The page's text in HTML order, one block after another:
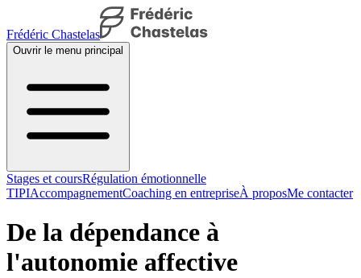
Frédéric Chastelas
Ouvrir le menu principal
Stages et coursRégulation émotionnelle
TIPIAccompagnementCoaching en entrepriseÀ proposMe contacter
De la dépendance à
l'autonomie affective